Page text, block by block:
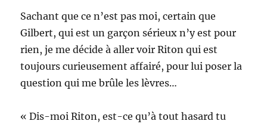
Sachant que ce n’est pas moi, certain que
Gilbert, qui est un garçon sérieux n’y est pour
rien, je me décide à aller voir Riton qui est
toujours curieusement affairé, pour lui poser la
question qui me brûle les lèvres…
« Dis-moi Riton, est-ce qu’à tout hasard tu